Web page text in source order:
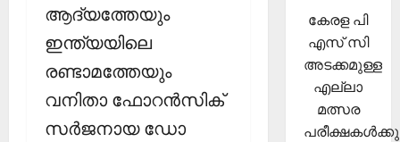
ആദ്യത്തേയും
ഇന്ത്യയിലെ
രണ്ടാമത്തേയും
വനിതാ ഫോറന്‍സിക്
സര്‍ജനായ ഡോ
കേരള പി
എസ് സി
അടക്കമുള്ള
എല്ലാ
മത്സര